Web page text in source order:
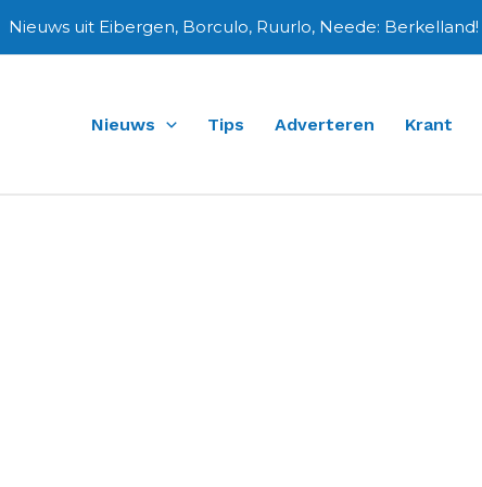
Nieuws uit Eibergen, Borculo, Ruurlo, Neede: Berkelland!
Nieuws Tips Adverteren Krant